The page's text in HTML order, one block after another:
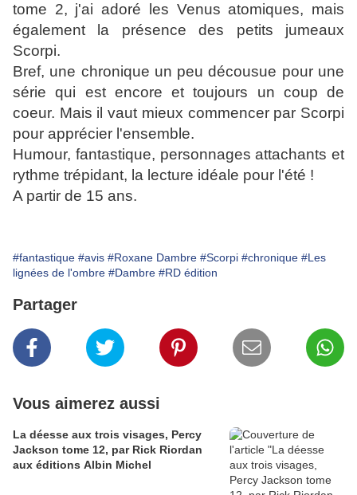
tome 2, j'ai adoré les Venus atomiques, mais
également la présence des petits jumeaux
Scorpi.
Bref, une chronique un peu décousue pour une
série qui est encore et toujours un coup de
coeur. Mais il vaut mieux commencer par Scorpi
pour apprécier l'ensemble.
Humour, fantastique, personnages attachants et
rythme trépidant, la lecture idéale pour l'été !
A partir de 15 ans.
#fantastique #avis #Roxane Dambre #Scorpi #chronique #Les
lignées de l'ombre #Dambre #RD édition
Partager
Vous aimerez aussi
La déesse aux trois visages, Percy
Jackson tome 12, par Rick Riordan
aux éditions Albin Michel